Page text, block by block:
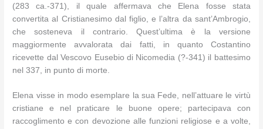
(283 ca.-371), il quale affermava che Elena fosse stata
convertita al Cristianesimo dal figlio, e l’altra da sant’Ambrogio,
che sosteneva il contrario. Quest’ultima è la versione
maggiormente avvalorata dai fatti, in quanto Costantino
ricevette dal Vescovo Eusebio di Nicomedia (?-341) il battesimo
nel 337, in punto di morte.
Elena visse in modo esemplare la sua Fede, nell’attuare le virtù
cristiane e nel praticare le buone opere; partecipava con
raccoglimento e con devozione alle funzioni religiose e a volte,